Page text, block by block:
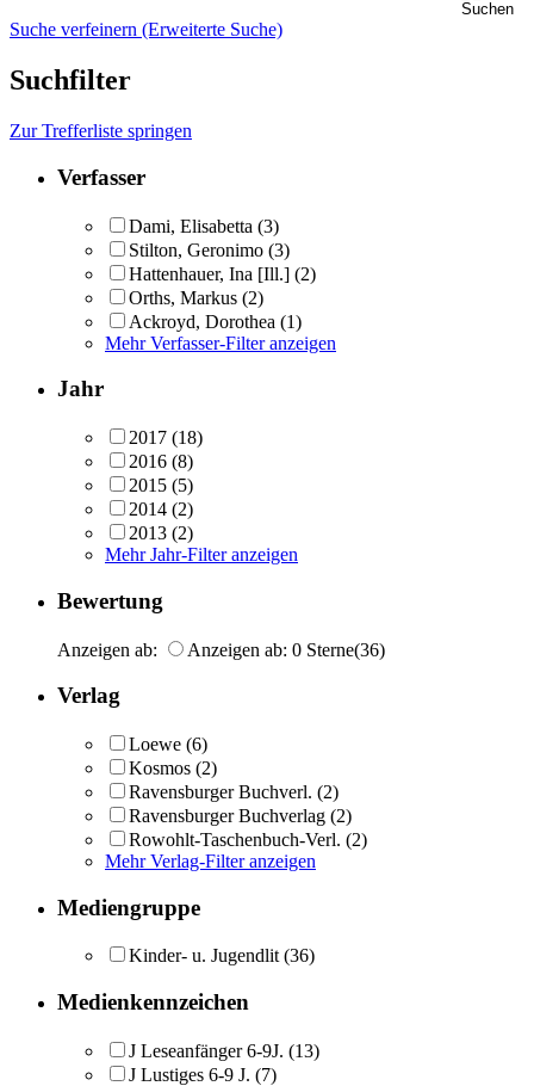
Suche verfeinern (Erweiterte Suche)
Suchfilter
Zur Trefferliste springen
Verfasser
Dami, Elisabetta (3)
Stilton, Geronimo (3)
Hattenhauer, Ina [Ill.] (2)
Orths, Markus (2)
Ackroyd, Dorothea (1)
Mehr Verfasser-Filter anzeigen
Jahr
2017 (18)
2016 (8)
2015 (5)
2014 (2)
2013 (2)
Mehr Jahr-Filter anzeigen
Bewertung
Anzeigen ab: Anzeigen ab: 0 Sterne(36)
Verlag
Loewe (6)
Kosmos (2)
Ravensburger Buchverl. (2)
Ravensburger Buchverlag (2)
Rowohlt-Taschenbuch-Verl. (2)
Mehr Verlag-Filter anzeigen
Mediengruppe
Kinder- u. Jugendlit (36)
Medienkennzeichen
J Leseanfänger 6-9J. (13)
J Lustiges 6-9 J. (7)